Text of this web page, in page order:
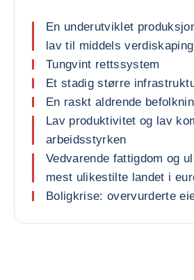
En underutviklet
lav til middels verdiskaping
Tungvint rettssystem
Et stadig større
En raskt aldrende
Lav produktivitet og lav
arbeidsstyrken
Vedvarende fattigdom og
mest ulikestilte landet i
Boligkrise: overvurderte